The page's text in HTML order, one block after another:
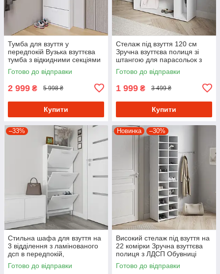
Тумба для взуття у
передпокій Вузька взуттєва
тумба з відкидними секціями
для зберігання
Готово до відправки
2 999 ₴ 5 998 ₴
Купити
Стелаж під взуття 120 см
Зручна взуттєва полиця зі
штангою для парасольок з
Ламінованого ДСП у
передпокій
Готово до відправки
1 999 ₴ 3 499 ₴
Купити
–33%
Стильна шафа для взуття на
3 відділення з ламінованого
дсп в передпокій,
декоративна комод під взуття
59 см
Готово до відправки
Новинка –30%
Високий стелаж під взуття на
22 комірки Зручна взуттєва
полиця з ЛДСП Обувниці
відкритого типу в передпокій
Готово до відправки